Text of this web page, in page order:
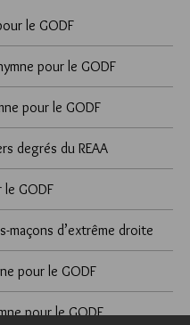
le GODF
pour le GODF
pour le GODF
degrés du REAA
GODF
maçons d’extrême droite
pour le GODF
pour le GODF